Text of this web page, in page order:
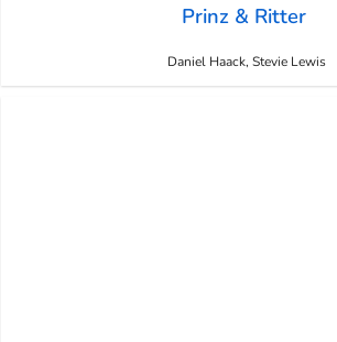
Prinz & Ritter
Daniel Haack, Stevie Lewis